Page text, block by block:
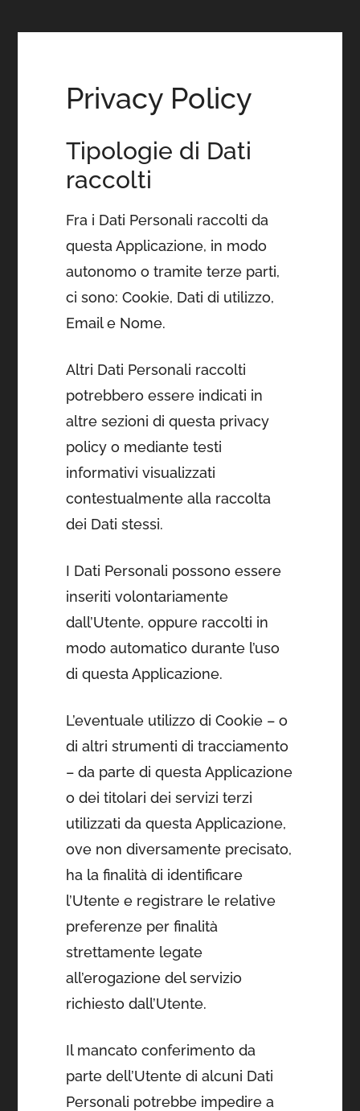
Privacy Policy
Tipologie di Dati
raccolti
Fra i Dati Personali raccolti da
questa Applicazione, in modo
autonomo o tramite terze parti,
ci sono: Cookie, Dati di utilizzo,
Email e Nome.
Altri Dati Personali raccolti
potrebbero essere indicati in
altre sezioni di questa privacy
policy o mediante testi
informativi visualizzati
contestualmente alla raccolta
dei Dati stessi.
I Dati Personali possono essere
inseriti volontariamente
dall’Utente, oppure raccolti in
modo automatico durante l’uso
di questa Applicazione.
L’eventuale utilizzo di Cookie – o
di altri strumenti di tracciamento
– da parte di questa Applicazione
o dei titolari dei servizi terzi
utilizzati da questa Applicazione,
ove non diversamente precisato,
ha la finalità di identificare
l’Utente e registrare le relative
preferenze per finalità
strettamente legate
all’erogazione del servizio
richiesto dall’Utente.
Il mancato conferimento da
parte dell’Utente di alcuni Dati
Personali potrebbe impedire a